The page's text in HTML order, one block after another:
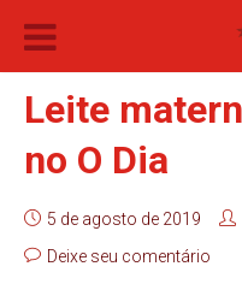
Leite
no O Dia
5 de agosto de 2019
Deixe seu comentário